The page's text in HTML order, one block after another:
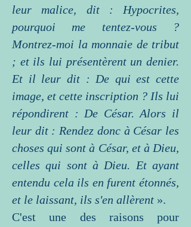
leur malice, dit : Hypocrites,
pourquoi me tentez-vous ?
Montrez-moi la monnaie de tribut
; et ils lui présentèrent un denier.
Et il leur dit : De qui est cette
image, et cette inscription ? Ils lui
répondirent : De César. Alors il
leur dit : Rendez donc à César les
choses qui sont à César, et à Dieu,
celles qui sont à Dieu. Et ayant
entendu cela ils en furent étonnés,
et le laissant, ils s'en allèrent ».
C'est une des raisons pour